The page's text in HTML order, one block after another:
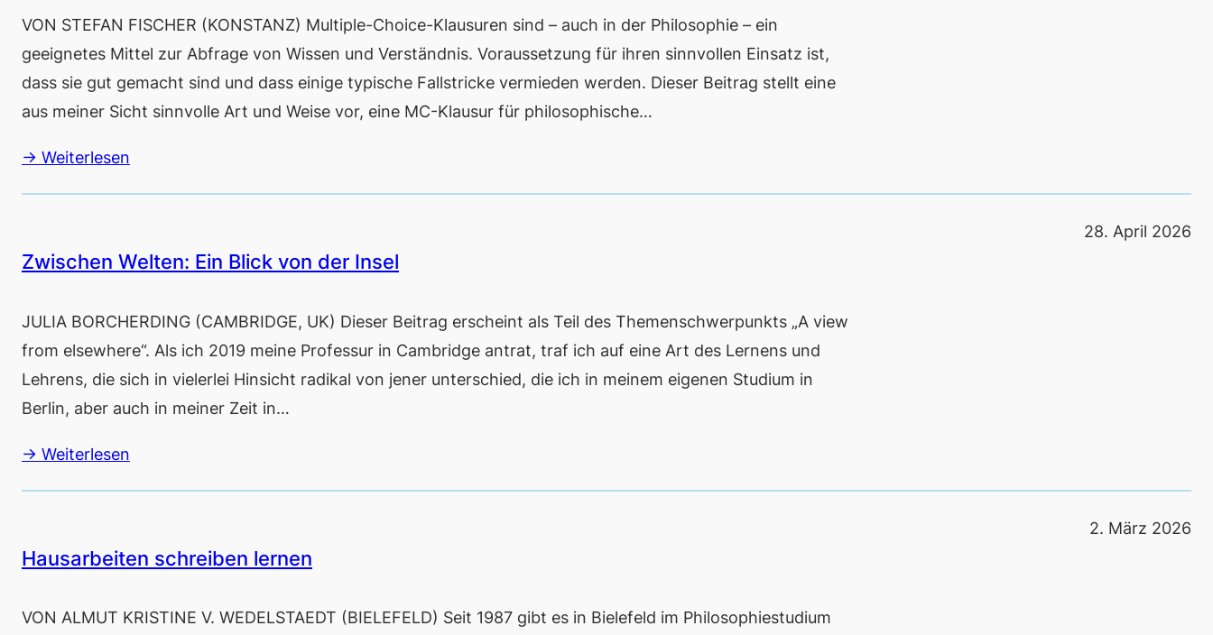
VON STEFAN FISCHER (KONSTANZ) Multiple-Choice-Klausuren sind – auch in der Philosophie – ein
geeignetes Mittel zur Abfrage von Wissen und Verständnis. Voraussetzung für ihren sinnvollen Einsatz ist,
dass sie gut gemacht sind und dass einige typische Fallstricke vermieden werden. Dieser Beitrag stellt eine
aus meiner Sicht sinnvolle Art und Weise vor, eine MC-Klausur für philosophische…
→ Weiterlesen
Zwischen Welten: Ein Blick von der Insel
JULIA BORCHERDING (CAMBRIDGE, UK) Dieser Beitrag erscheint als Teil des Themenschwerpunkts „A view
from elsewhere“. Als ich 2019 meine Professur in Cambridge antrat, traf ich auf eine Art des Lernens und
Lehrens, die sich in vielerlei Hinsicht radikal von jener unterschied, die ich in meinem eigenen Studium in
Berlin, aber auch in meiner Zeit in…
→ Weiterlesen
28. April 2026
Hausarbeiten schreiben lernen
VON ALMUT KRISTINE V. WEDELSTAEDT (BIELEFELD) Seit 1987 gibt es in Bielefeld im Philosophiestudium
2. März 2026